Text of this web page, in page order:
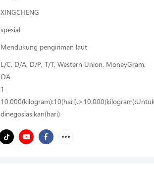
XINGCHENG
spesial
Mendukung pengiriman laut
L/C, D/A, D/P, T/T, Western Union, MoneyGram,
OA
1-
dinegosiasikan(hari)